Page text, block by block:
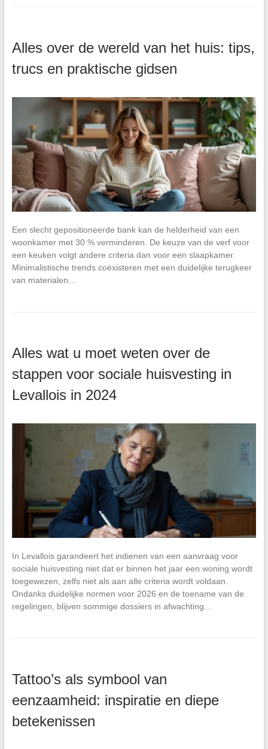
Alles over de wereld van het huis: tips,
trucs en praktische gidsen
Een slecht gepositioneerde bank kan de helderheid van een
woonkamer met 30 % verminderen. De keuze van de verf voor
een keuken volgt andere criteria dan voor een slaapkamer.
Minimalistische trends coëxisteren met een duidelijke terugkeer
van materialen…
Alles wat u moet weten over de
stappen voor sociale huisvesting in
Levallois in 2024
In Levallois garandeert het indienen van een aanvraag voor
sociale huisvesting niet dat er binnen het jaar een woning wordt
toegewezen, zelfs niet als aan alle criteria wordt voldaan.
Ondanks duidelijke normen voor 2026 en de toename van de
regelingen, blijven sommige dossiers in afwachting…
Tattoo’s als symbool van
eenzaamheid: inspiratie en diepe
betekenissen